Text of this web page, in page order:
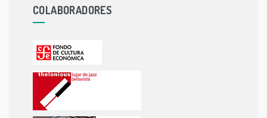
COLABORADORES